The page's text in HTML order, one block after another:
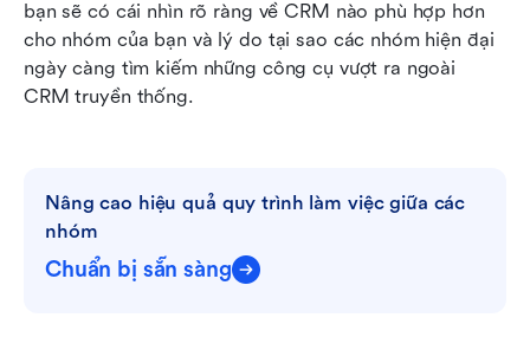
bạn sẽ có cái nhìn rõ ràng về CRM nào phù hợp hơn
cho nhóm của bạn và lý do tại sao các nhóm hiện đại
ngày càng tìm kiếm những công cụ vượt ra ngoài
CRM truyền thống.
Nâng cao hiệu quả quy trình làm việc giữa các
nhóm
Chuẩn bị sẵn sàng
Pipedrive so với Zoho so với Lark: Nên chọn tùy
chọn nào là đúng
Kết luận
Đọc liên quan